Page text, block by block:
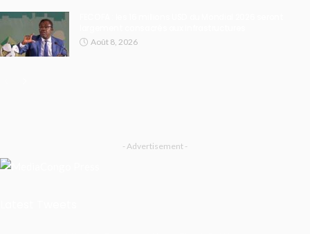
Août 8, 2026
- Advertisement -